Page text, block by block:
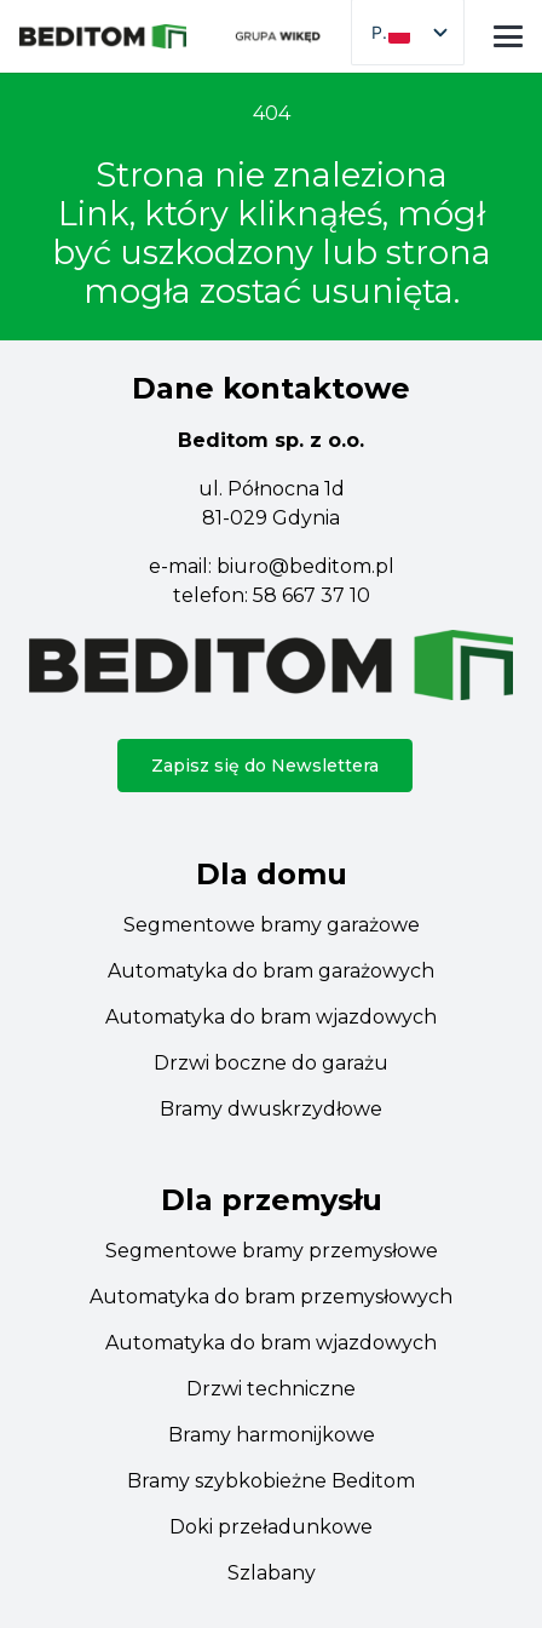
PL
404
Strona nie znaleziona
Link, który kliknąłeś, mógł
być uszkodzony lub strona
mogła zostać usunięta.
Dane kontaktowe
Beditom sp. z o.o.
ul. Północna 1d
81-029 Gdynia
e-mail: biuro@beditom.pl
telefon: 58 667 37 10
Zapisz się do Newslettera
Dla domu
Segmentowe bramy garażowe
Automatyka do bram garażowych
Automatyka do bram wjazdowych
Drzwi boczne do garażu
Bramy dwuskrzydłowe
Dla przemysłu
Segmentowe bramy przemysłowe
Automatyka do bram przemysłowych
Automatyka do bram wjazdowych
Drzwi techniczne
Bramy harmonijkowe
Bramy szybkobieżne Beditom
Doki przeładunkowe
Szlabany